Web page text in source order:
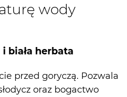
wody
i biała herbata
przed goryczą. Pozwala
oraz bogactwo